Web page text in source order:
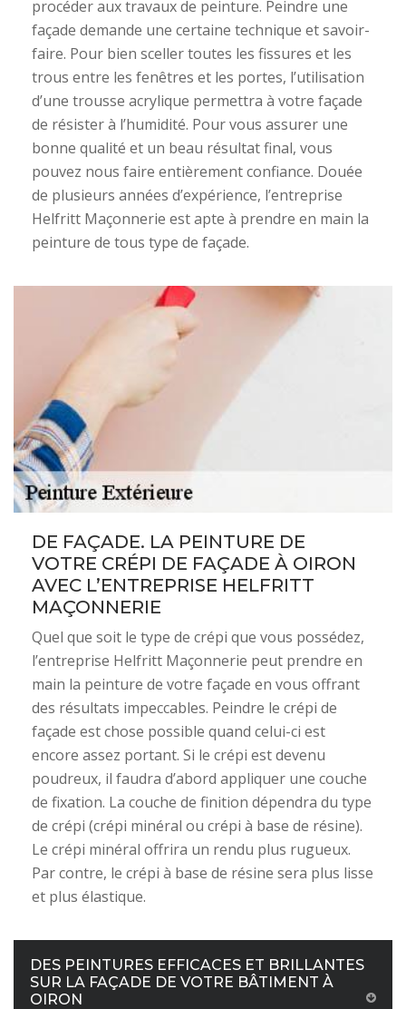
procéder aux travaux de peinture. Peindre une
façade demande une certaine technique et savoir-
faire. Pour bien sceller toutes les fissures et les
trous entre les fenêtres et les portes, l’utilisation
d’une trousse acrylique permettra à votre façade
de résister à l’humidité. Pour vous assurer une
bonne qualité et un beau résultat final, vous
pouvez nous faire entièrement confiance. Douée
de plusieurs années d’expérience, l’entreprise
Helfritt Maçonnerie est apte à prendre en main la
peinture de tous type de façade.
DE FAÇADE. LA PEINTURE DE
VOTRE CRÉPI DE FAÇADE À OIRON
AVEC L’ENTREPRISE HELFRITT
MAÇONNERIE
Quel que soit le type de crépi que vous possédez,
l’entreprise Helfritt Maçonnerie peut prendre en
main la peinture de votre façade en vous offrant
des résultats impeccables. Peindre le crépi de
façade est chose possible quand celui-ci est
encore assez portant. Si le crépi est devenu
poudreux, il faudra d’abord appliquer une couche
de fixation. La couche de finition dépendra du type
de crépi (crépi minéral ou crépi à base de résine).
Le crépi minéral offrira un rendu plus rugueux.
Par contre, le crépi à base de résine sera plus lisse
et plus élastique.
DES PEINTURES EFFICACES ET BRILLANTES
SUR LA FAÇADE DE VOTRE BÂTIMENT À
OIRON